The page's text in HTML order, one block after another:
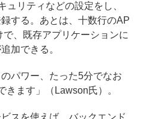
ュリティなどの設定をし、
する。あとは、十数行のAP
で、既存アプリケーションに
加できる。
パワー、たった5分でなお
ます」（Lawson氏）。